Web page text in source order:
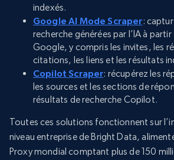
indexés.
Google AI Mode Scraper:
recherche générées par l’IA à
Google, y compris les invites, les
citations, les liens et les résultats
Copilot Scraper: récupérez les
les sources et les sections de
résultats de recherche Copilot.
Toutes ces solutions fonctionnent sur
niveau entreprise de Bright Data,
Proxy mondial comptant plus de 150